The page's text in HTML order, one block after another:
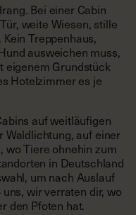
Bei einer Cabin
weite Wiesen, stille
Treppenhaus,
ausweichen muss,
eigenem Grundstück
Hotelzimmer es je
auf weitläufigen
Waldlichtung, auf einer
wo Tiere ohnehin zum
in Deutschland
um nach Auslauf
wir verraten dir, wo
den Pfoten hat.